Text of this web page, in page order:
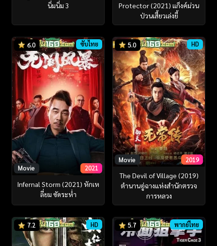
นิ่มนิ่ม 3
Protector (2021) แก็งค์ม่วน
ป่วนเสี้ยวเล่งยี้
6.0 ซับไทย
Movie 2021
Infernal Storm (2021) หักเห
ลี่ยม ซัดระห่ำ
5.0 HD
Movie 2019
The Devil of Village (2019)
ตำนานอู่ฉางแห่งสำนักตรวจ
การหลวง
7.2 HD 5.7 พากย์ไทย